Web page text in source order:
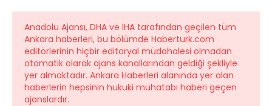
Anadolu Ajansı, DHA ve İHA tarafından geçilen tüm
Ankara haberleri, bu bölümde Haberturk.com
editörlerinin hiçbir editoryal müdahalesi olmadan
otomatik olarak ajans kanallarından geldiği şekliyle
yer almaktadır. Ankara Haberleri alanında yer alan
haberlerin hepsinin hukuki muhatabı haberi geçen
ajanslardır.